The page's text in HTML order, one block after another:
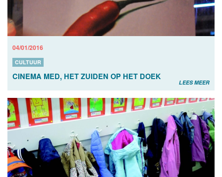
04/01/2016
CULTUUR
CINEMA MED, HET ZUIDEN OP HET DOEK
LEES MEER